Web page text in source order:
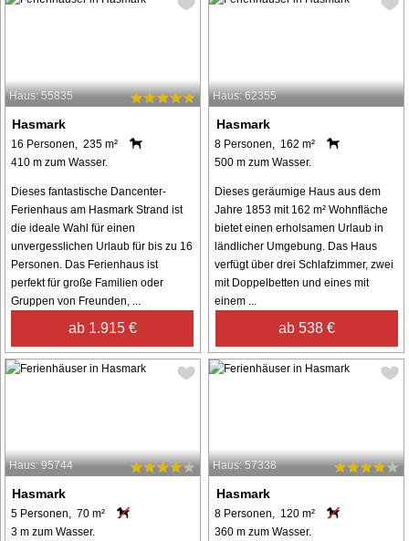
Haus: 55835
Hasmark
16 Personen, 235 m²
410 m zum Wasser.
Dieses fantastische Dancenter-
Ferienhaus am Hasmark Strand ist
die ideale Wahl für einen
unvergesslichen Urlaub für bis zu 16
Personen. Das Ferienhaus ist
perfekt für große Familien oder
Gruppen von Freunden, ...
ab 1.915 €
Haus: 62355
Hasmark
8 Personen, 162 m²
500 m zum Wasser.
Dieses geräumige Haus aus dem
Jahre 1853 mit 162 m² Wohnfläche
bietet einen erholsamen Urlaub in
ländlicher Umgebung. Das Haus
verfügt über drei Schlafzimmer, zwei
mit Doppelbetten und eines mit
einem ...
ab 538 €
Haus: 95744
Hasmark
5 Personen, 70 m²
3 m zum Wasser.
Haus: 57338
Hasmark
8 Personen, 120 m²
360 m zum Wasser.